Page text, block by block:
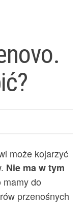
może kojarzyć
Nie ma w tym
mamy do
przenośnych